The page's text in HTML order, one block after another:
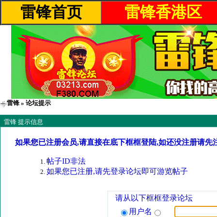
雷锋首页 雷锋香港区
雷锋 » 论坛提示
雷锋 提示信息
如果您已注册会员,请直接在底下框框登陆,如还没注册请先
帖子ID非法
如果您已注册,请先登录论坛即可游览帖子
请从以下框框登录论坛
用户名